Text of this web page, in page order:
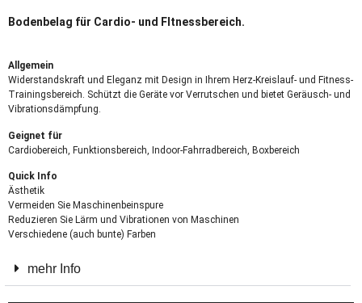
Bodenbelag für Cardio- und FItnessbereich.
Allgemein
Widerstandskraft und Eleganz mit Design in Ihrem Herz-Kreislauf- und Fitness-
Trainingsbereich. Schützt die Geräte vor Verrutschen und bietet Geräusch- und
Vibrationsdämpfung.
Geignet für
Cardiobereich, Funktionsbereich, Indoor-Fahrradbereich, Boxbereich
Quick Info
Ästhetik
Vermeiden Sie Maschinenbeinspure
Reduzieren Sie Lärm und Vibrationen von Maschinen
Verschiedene (auch bunte) Farben
mehr Info